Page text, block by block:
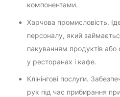
компонентами.
Харчова промисловість.
персоналу, який
пакуванням продуктів або
у ресторанах і кафе.
Клінінгові послуги.
рук під час прибирання